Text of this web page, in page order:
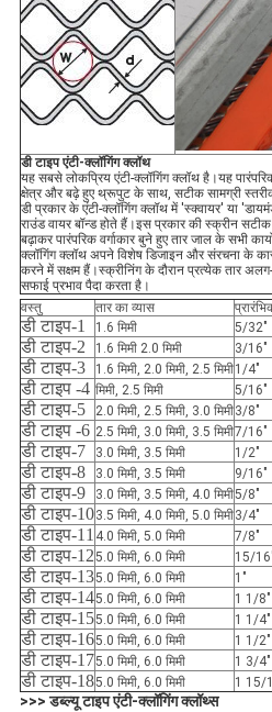
डी टाइप एंटी-क्लॉगिंग क्लॉथ
यह सबसे लोकप्रिय एंटी-क्लॉगिंग क्लॉथ है।यह
क्षेत्र और बढ़े हुए थ्रूपुट के साथ, सटीक सामग्री
डी प्रकार के एंटी-क्लॉगिंग क्लॉथ में 'स्क्वायर' या
राउंड वायर बॉन्ड होते हैं।इस प्रकार की स्क्रीन
बढ़ाकर पारंपरिक वर्गाकार बुने हुए तार जाल के सभी
क्लॉगिंग क्लॉथ अपने विशेष डिजाइन और संरचना के
करने में सक्षम हैं।स्क्रीनिंग के दौरान प्रत्येक तार
सफाई प्रभाव पैदा करता है।
वस्तु
तार का व्यास
डी टाइप-1 1.6 मिमी 5/32″
डी टाइप-2 1.6 मिमी 2.0 मिमी 3/16″
डी टाइप-3 1.6 मिमी, 2.0 मिमी, 2.5 मिमी1/4″
डी टाइप -4 मिमी, 2.5 मिमी 5/16″
डी टाइप-5 2.0 मिमी, 2.5 मिमी, 3.0 मिमी3/8″
डी टाइप -6 2.5 मिमी, 3.0 मिमी, 3.5 मिमी7/16″
डी टाइप-7 3.0 मिमी, 3.5 मिमी 1/2″
डी टाइप-8 3.0 मिमी, 3.5 मिमी 9/16″
डी टाइप-9 3.0 मिमी, 3.5 मिमी, 4.0 मिमी5/8″
डी टाइप-103.5 मिमी, 4.0 मिमी, 5.0 मिमी3/4″
डी टाइप-11 4.0 मिमी, 5.0 मिमी 7/8″
डी टाइप-125.0 मिमी, 6.0 मिमी 15/
डी टाइप-135.0 मिमी, 6.0 मिमी 1″
डी टाइप-145.0 मिमी, 6.0 मिमी 1 1/8″
डी टाइप-155.0 मिमी, 6.0 मिमी 1 1/4″
डी टाइप-165.0 मिमी, 6.0 मिमी 1 1/2″
डी टाइप-175.0 मिमी, 6.0 मिमी 1 3/4″
डी टाइप-185.0 मिमी, 6.0 मिमी 1 15/
>>> डब्ल्यू टाइप एंटी-क्लॉगिंग क्लॉथ्स